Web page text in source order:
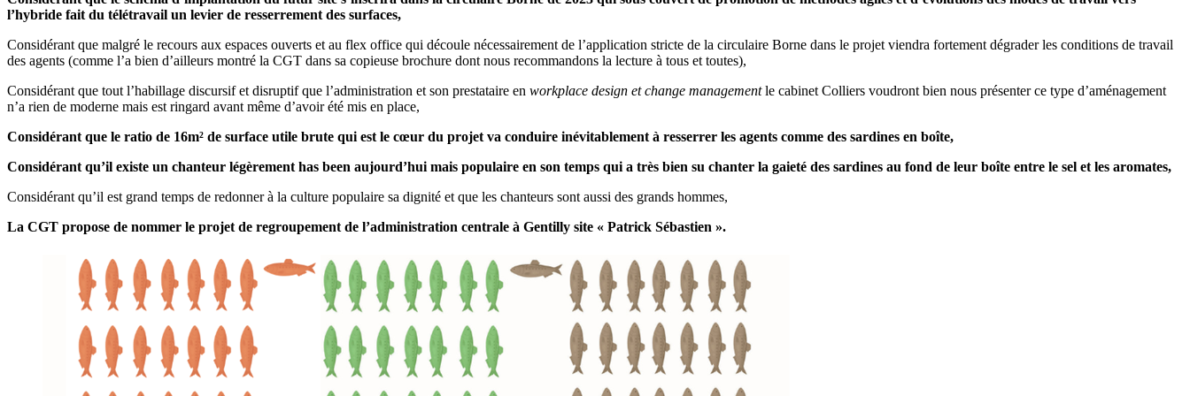
l’hybride fait du télétravail un levier de resserrement des surfaces,
Considérant que malgré le recours aux espaces ouverts et au flex office qui découle nécessairement de l’application stricte de la circulaire Borne dans le projet viendra fortement dégrader les conditions de travail
des agents (comme l’a bien d’ailleurs montré la CGT dans sa copieuse brochure dont nous recommandons la lecture à tous et toutes),
Considérant que tout l’habillage discursif et disruptif que l’administration et son prestataire en workplace design et change managementle cabinet Colliers voudront bien nous présenter ce type d’aménagement
n’a rien de moderne mais est ringard avant même d’avoir été mis en place,
Considérant que le ratio de 16m² de surface utile brute qui est le cœur du projet va conduire inévitablement à resserrer les agents comme des sardines en boîte,
Considérant qu’il existe un chanteur légèrement has been aujourd’hui mais populaire en son temps qui a très bien su chanter la gaieté des sardines au fond de leur boîte entre le sel et les aromates,
Considérant qu’il est grand temps de redonner à la culture populaire sa dignité et que les chanteurs sont aussi des grands hommes,
La CGT propose de nommer le projet de regroupement de l’administration centrale à Gentilly site « Patrick Sébastien ».